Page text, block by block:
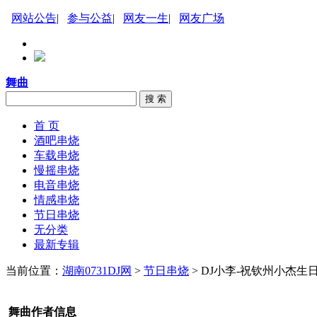
网站公告| 参与公益| 网友一生| 网友广场
舞曲
搜 索
首 页
酒吧串烧
车载串烧
慢摇串烧
电音串烧
情感串烧
节日串烧
无分类
最新专辑
当前位置： 湖南0731DJ网 > 节日串烧 > DJ小李-祝钦州小杰生
舞曲作者信息